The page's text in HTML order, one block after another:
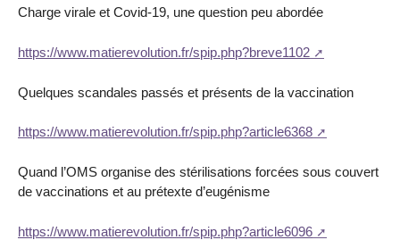
Charge virale et Covid-19, une question peu abordée
https://www.matierevolution.fr/spip.php?breve1102
Quelques scandales passés et présents de la vaccination
https://www.matierevolution.fr/spip.php?article6368
Quand l’OMS organise des stérilisations forcées sous couvert
de vaccinations et au prétexte d’eugénisme
https://www.matierevolution.fr/spip.php?article6096